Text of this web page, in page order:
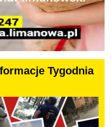
Tygodnia